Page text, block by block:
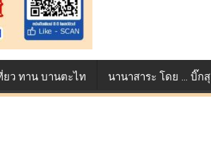
ยว ทาน บานตะไท นานาสาระ โดย … บิ๊กสุ